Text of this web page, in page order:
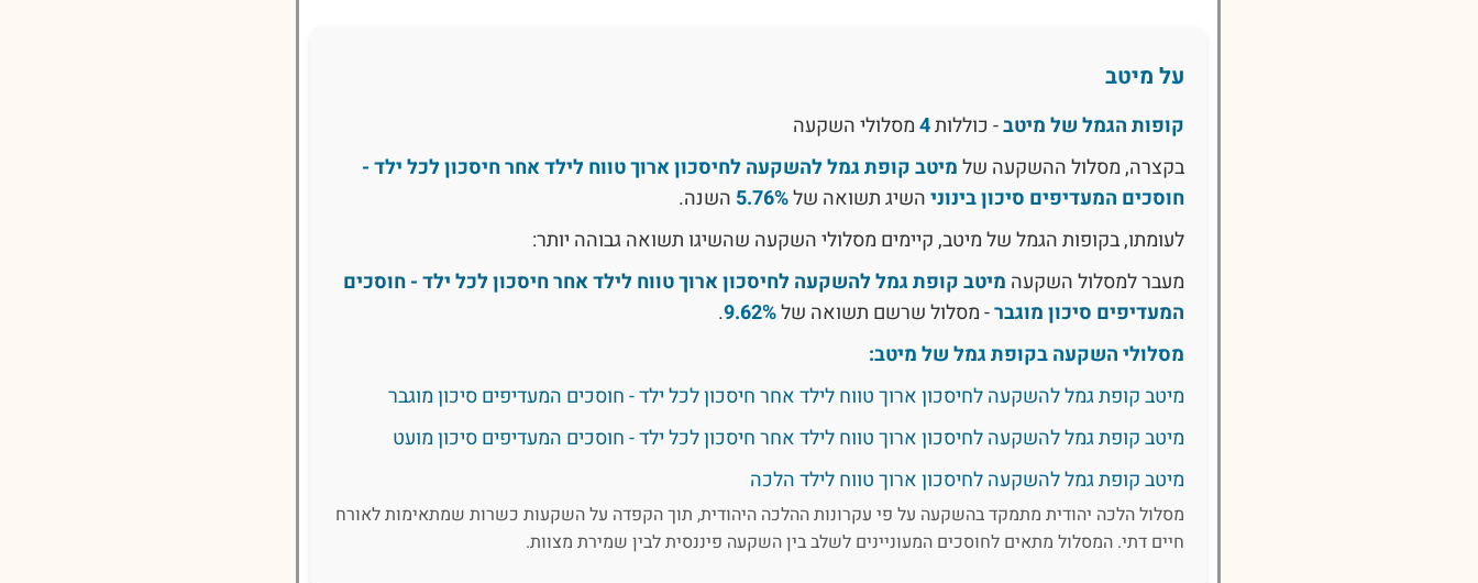
על מיטב
קופות הגמל של מיטב- כוללות4מסלולי השקעה
בקצרה, מסלול ההשקעה שלמיטב קופת גמל להשקעה לחיסכון ארוך טווח לילד אחר חיסכון לכל ילד -
חוסכים המעדיפים סיכון בינוניהשיג תשואה של5.76% השנה.
לעומתו, בקופות הגמל של מיטב, קיימים מסלולי השקעה שהשיגו תשואה גבוהה יותר:
מעבר למסלול השקעה מיטב קופת גמל להשקעה לחיסכון ארוך טווח לילד אחר חיסכון לכל ילד - חוסכים
המעדיפים סיכון מוגבר- מסלול שרשם תשואה של9.62%
.
מסלולי השקעה בקופת גמל של מיטב:
מיטב קופת גמל להשקעה לחיסכון ארוך טווח לילד אחר חיסכון לכל ילד - חוסכים המעדיפים סיכון מוגבר
מיטב קופת גמל להשקעה לחיסכון ארוך טווח לילד אחר חיסכון לכל ילד - חוסכים המעדיפים סיכון מועט
מיטב קופת גמל להשקעה לחיסכון ארוך טווח לילד הלכה
מסלול הלכה יהודית מתמקד בהשקעה על פי עקרונות ההלכה היהודית, תוך הקפדה על השקעות כשרות שמתאימות לאורח
חיים דתי. המסלול מתאים לחוסכים המעוניינים לשלב בין השקעה פיננסית לבין שמירת מצוות.